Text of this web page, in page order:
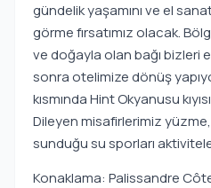
gündelik yaşamını ve el
görme fırsatımız olacak.
ve doğayla olan bağı bizleri
sonra otelimize dönüş
kısmında Hint Okyanusu
Dileyen misafirlerimiz
sunduğu su sporları
Konaklama: Palissandre